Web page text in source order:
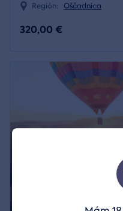
Región: Oščadnica
320,00 €